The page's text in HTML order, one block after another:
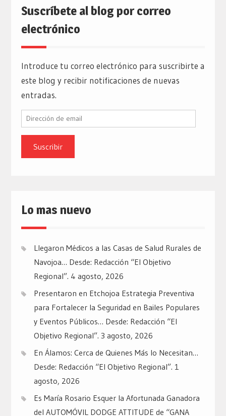
Suscríbete al blog por correo
electrónico
Introduce tu correo electrónico para suscribirte a
este blog y recibir notificaciones de nuevas
entradas.
Dirección
email
Lo mas nuevo
Llegaron Médicos a las Casas de Salud Rurales de
Navojoa… Desde: Redacción “El Objetivo
Regional”. 4 agosto, 2026
Presentaron en Etchojoa Estrategia Preventiva
para Fortalecer la Seguridad en Bailes Populares
y Eventos Públicos… Desde: Redacción “El
Objetivo Regional”. 3 agosto, 2026
En Álamos: Cerca de Quienes Más lo Necesitan…
Desde: Redacción “El Objetivo Regional”. 1
agosto, 2026
Es María Rosario Esquer la Afortunada Ganadora
del AUTOMÓVIL DODGE ATTITUDE de “GANA